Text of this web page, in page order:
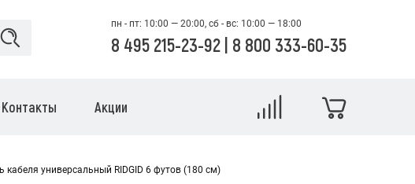
пн - пт: 10:00 — 20:00, сб - вс: 10:00 — 18:00
8 495 215-23-92 | 8 800 333-60-35
Контакты Акции
кабеля универсальный RIDGID 6 футов (180 см)